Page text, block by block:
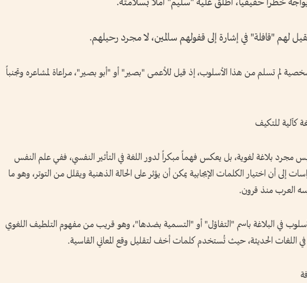
لهم "قافلة" في إشارة إلى قفولهم سالمين، لا مجرد رحيلهم.
لم تسلم من هذا الأسلوب، إذ قيل للأعمى "بصير" أو "أبو بصير"، مراعاة لمشاعره وتجنباً
كآلية للتكيف
مجرد بلاغة لغوية، بل يعكس فهماً مبكراً لدور اللغة في التأثير النفسي، ففي علم النفس
إلى أن اختيار الكلمات الإيجابية يمكن أن يؤثر على الحالة الذهنية ويقلل من التوتر، وهو ما
العرب منذ قرون.
في البلاغة باسم "التفاؤل" أو "التسمية بضدها"، وهو قريب من مفهوم التلطيف اللغوي